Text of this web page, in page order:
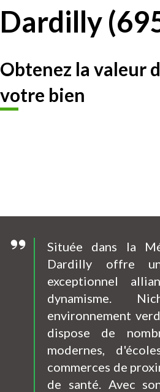
Dardilly
Obtenez la valeur
votre bien
Située dans la
Dardilly offre
exceptionnel
dynamisme.
environnement
dispose de
modernes,
commerces de
de santé. Avec